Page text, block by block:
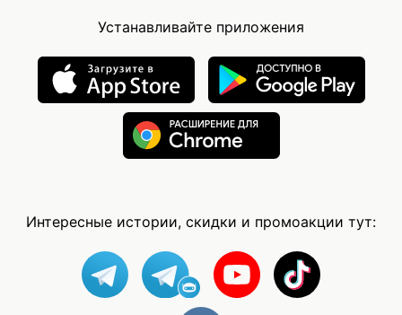
Устанавливайте приложения
Интересные истории, скидки и промоакции тут: